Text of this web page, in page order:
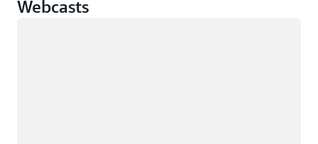
Webcasts